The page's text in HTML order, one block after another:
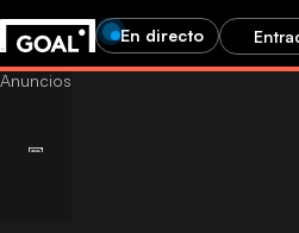
En directo